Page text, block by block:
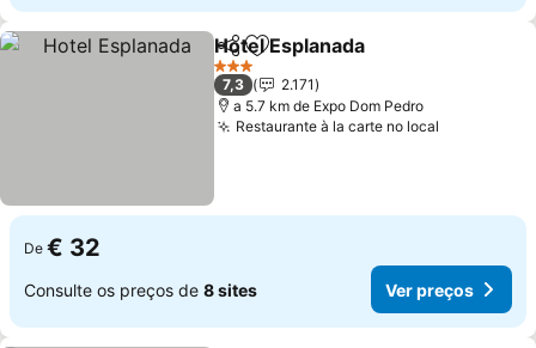
PartilharAdicionar aos favoritos
Hotel Esplanada
3 Estrelas
7,3
2.171
a 5.7 km de Expo Dom Pedro
Restaurante à la carte no local
De € 32
Consulte os preços de 8 sites Ver preços